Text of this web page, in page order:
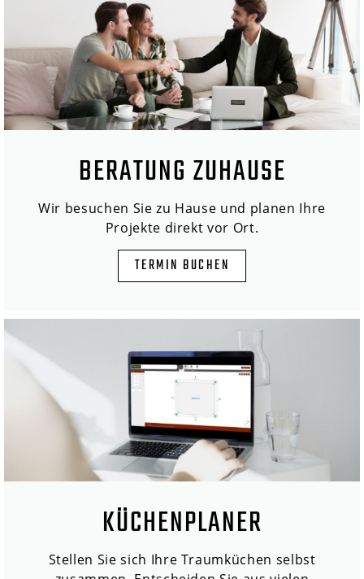
BERATUNG ZUHAUSE
Wir besuchen Sie zu Hause und planen Ihre
Projekte direkt vor Ort.
TERMIN BUCHEN
KÜCHENPLANER
Stellen Sie sich Ihre Traumküchen selbst